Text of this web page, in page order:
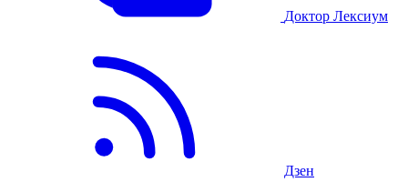
Доктор Лексиум
Дзен